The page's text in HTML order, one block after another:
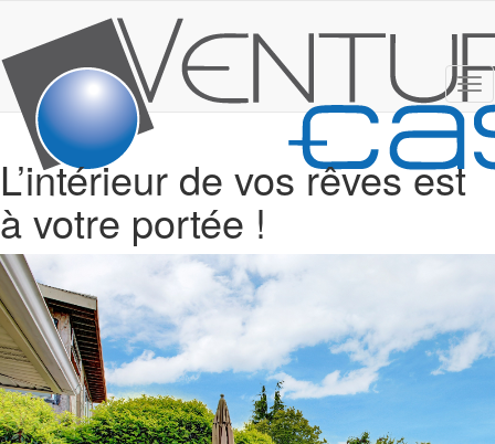
L’intérieur de vos rêves est
à votre portée !